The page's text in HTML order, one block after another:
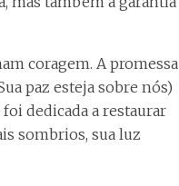
coragem. A promessa
paz esteja sobre nós)
dedicada a restaurar
sombrios, sua luz